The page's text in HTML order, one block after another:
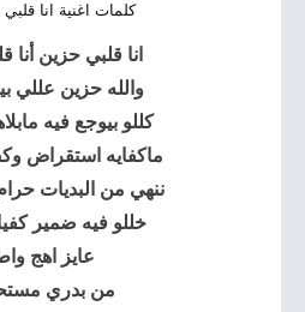
كلمات اغنية انا
انا قلبي حزين أنا
والله حزين عللي
كللو بيوجع فيه
ماكفايه استقراض
ننهي من البديات
خللو فيه ضمير
عايز اهج
من بدري